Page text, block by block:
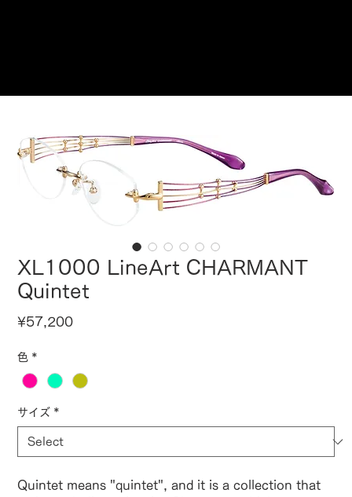
XL1000 LineArt CHARMANT
Quintet
¥57,200Price
色 *
サイズ *
Quintet means "quintet", and it is a collection that